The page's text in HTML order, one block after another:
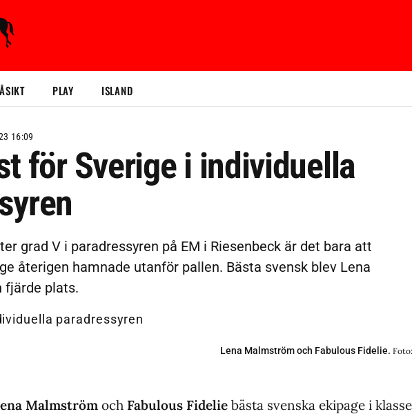
ÅSIKT PLAY ISLAND
16:09
för Sverige i individuella
grad V i paradressyren på EM i Riesenbeck är det bara att
återigen hamnade utanför pallen. Bästa svensk blev Lena
fjärde plats.
Lena Malmström och Fabulous Fidelie.Foto:
Malmström och Fabulous Fidelie bästa svenska ekipage i